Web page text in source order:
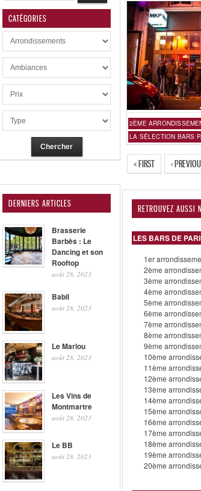
CATÉGORIES
DERNIERS ARTICLES
Brasserie
Barbès : Le
Dancing et son
Rooftop
août 28, 2023
Babil
août 28, 2023
Le Marlou
août 28, 2023
Les Vins de
Montmartre
août 28, 2023
Le BB
août 28, 2023
2ÈME
LA SÉLECTION BARS
« FIRST ‹
RETROUVEZ AUSSI
LES BARS DE
1er
2ème
3ème
4ème
5ème
6ème
7ème
8ème
9ème
10ème
11ème
12ème
13ème
14ème
15ème
16ème
17ème
18ème
19ème
20ème